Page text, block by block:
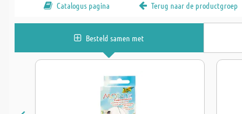
Catalogus pagina Terug naar de productgroep
Besteld samen met